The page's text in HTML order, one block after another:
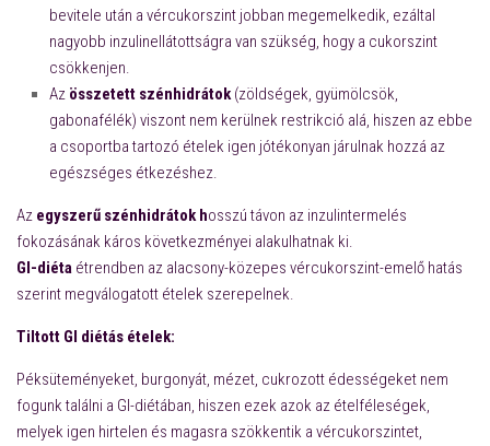
bevitele után a vércukorszint jobban megemelkedik, ezáltal
nagyobb inzulinellátottságra van szükség, hogy a cukorszint
csökkenjen.
Az összetett szénhidrátok(zöldségek, gyümölcsök,
gabonafélék) viszont nem kerülnek restrikció alá, hiszen az ebbe
a csoportba tartozó ételek igen jótékonyan járulnak hozzá az
egészséges étkezéshez.
Az egyszerű szénhidrátok hosszú távon az inzulintermelés
fokozásának káros következményei alakulhatnak ki.
GI-diéta étrendben az alacsony-közepes vércukorszint-emelő hatás
szerint megválogatott ételek szerepelnek.
Tiltott GI diétás ételek:
Péksüteményeket, burgonyát, mézet, cukrozott édességeket nem
fogunk találni a GI-diétában, hiszen ezek azok az ételféleségek,
melyek igen hirtelen és magasra szökkentik a vércukorszintet,